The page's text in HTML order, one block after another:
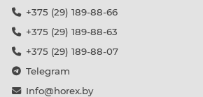
+375 (29) 189-88-66
+375 (29) 189-88-63
+375 (29) 189-88-07
Telegram
Info@horex.by